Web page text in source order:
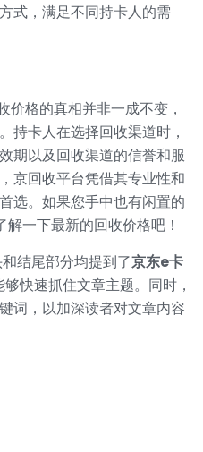
式，满足不同持卡人的需
格的真相并非一成不变，
持卡人在选择回收渠道时，
期以及回收渠道的信誉和服
京回收平台凭借其专业性和
选。如果您手中也有闲置的
一下最新的回收价格吧！
和结尾部分均提到了京东e卡
够快速抓住文章主题。同时，
词，以加深读者对文章内容